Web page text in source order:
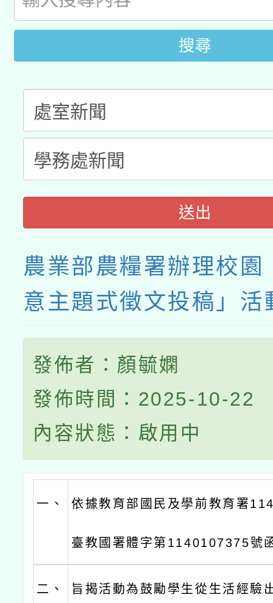
接種之民眾」措施，延
月28日止
管道加強宣導
搜尋
送出
農業部農糧署辦理校園
意主題式徵文投稿」活
發佈者：顏毓嫻
發佈時間：2025-10-22
內容狀態：啟用中
一、 依據教育部國民及學前教育署
臺教國署體字第1140107375號
二、 旨揭活動為鼓勵學生從生活經驗